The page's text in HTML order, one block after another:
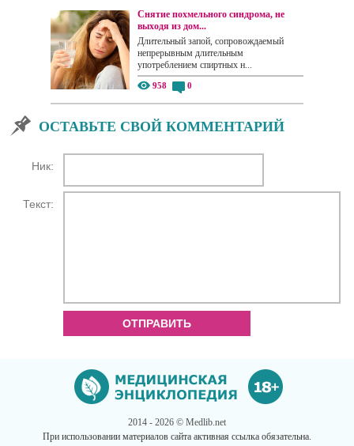
Снятие похмельного синдрома, не
выходя из дом...
Длительный запой, сопровождаемый
непрерывным длительным
употреблением спиртных н...
958 0
ОСТАВЬТЕ СВОЙ КОММЕНТАРИЙ
Ник:
Текст:
ОТПРАВИТЬ
2014 - 2026 © Medlib.net
При использовании материалов сайта активная ссылка обязательна.